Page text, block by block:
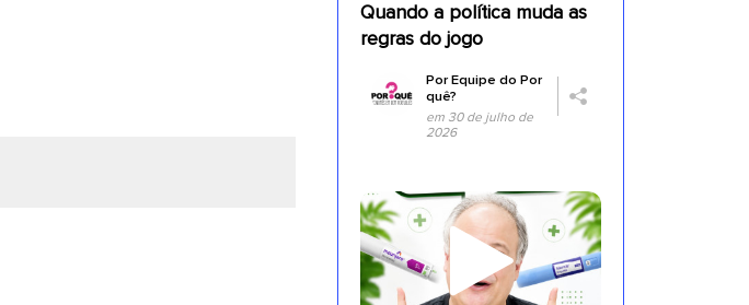
Quando a política muda as
regras do jogo
PorEquipe do Por
quê?
em 30 de julho de
2026